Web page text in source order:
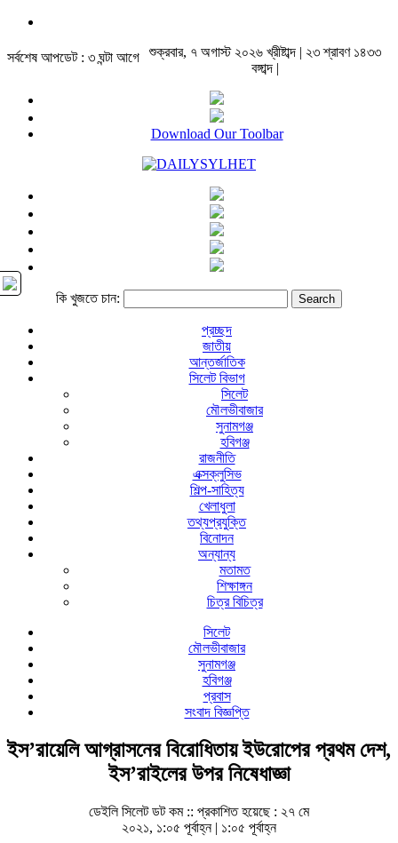
সর্বশেষ আপডেট : ৩ ঘন্টা আগে
শুক্রবার, ৭ অগাস্ট ২০২৬ খ্রীষ্টাব্দ | ২৩ শ্রাবণ ১৪৩৩
বঙ্গাব্দ |
Download Our Toolbar
কি খুজতে চান:
প্রচ্ছদ
জাতীয়
আন্তর্জাতিক
সিলেট বিভাগ
সিলেট
মৌলভীবাজার
সুনামগঞ্জ
হবিগঞ্জ
রাজনীতি
এক্সক্লুসিভ
শিল্প-সাহিত্য
খেলাধুলা
তথ্যপ্রযুক্তি
বিনোদন
অন্যান্য
মতামত
শিক্ষাঙ্গন
চিত্র বিচিত্র
সিলেট
মৌলভীবাজার
সুনামগঞ্জ
হবিগঞ্জ
প্রবাস
সংবাদ বিজ্ঞপ্তি
ইস’রায়েলি আগ্রাসনের বিরোধিতায় ইউরোপের প্রথম দেশ,
ইস’রাইলের উপর নিষেধাজ্ঞা
ডেইলি সিলেট ডট কম :: প্রকাশিত হয়েছে : ২৭ মে
২০২১, ১:০৫ পূর্বাহ্ন | ১:০৫ পূর্বাহ্ন